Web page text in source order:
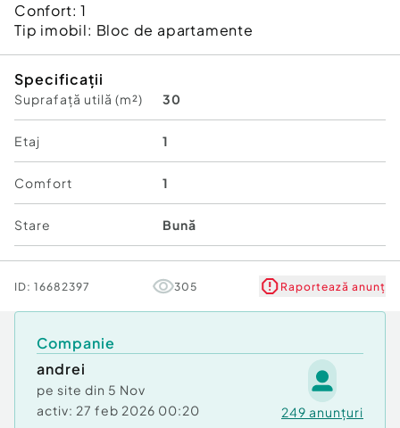
Confort:1
Tip imobil: Bloc de apartamente
Specificații
Suprafață utilă (m²) 30
Etaj 1
Comfort 1
Stare Bună
ID: 16682397 305 Raportează anunț
Companie
andrei
pe site din 5 Nov
activ: 27 feb 2026 00:20 249 anunțuri